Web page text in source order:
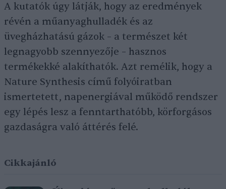
A kutatók úgy látják, hogy az eredmények
révén a műanyaghulladék és az
üvegházhatású gázok – a természet két
legnagyobb szennyezője – hasznos
termékekké alakíthatók. Azt remélik, hogy a
Nature Synthesis című folyóiratban
ismertetett, napenergiával működő rendszer
egy lépés lesz a fenntarthatóbb, körforgásos
gazdaságra való áttérés felé.
Cikkajánló